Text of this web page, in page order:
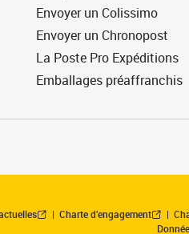
Envoyer un Colissimo
Envoyer un Chronopost
La Poste Pro Expéditions
Emballages préaffranchis
Charte d’engagement